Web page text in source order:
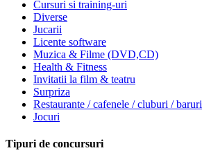
Cursuri si training-uri
Diverse
Jucarii
Licente software
Muzica & Filme (DVD,CD)
Health & Fitness
Invitatii la film & teatru
Surpriza
Restaurante / cafenele / cluburi / baruri
Jocuri
Tipuri de concursuri